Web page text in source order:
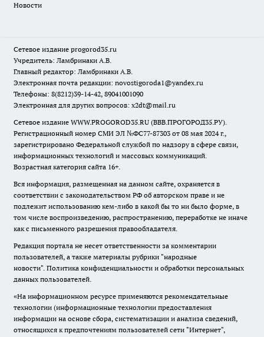
Новости
Сетевое издание progorod35.ru
Учредитель: Ламбринаки А.В.
Главный редактор: Ламбринаки А.В.
Электронная почта редакции: novostigoroda1@yandex.ru
Телефоны: 8(8212)39-14-42, 89041001090
Электронная для других вопросов: x2dt@mail.ru
Сетевое издание WWW.PROGOROD35.RU (ВВВ.ПРОГОРОД35.РУ).
Регистрационный номер СМИ ЭЛ №ФС77-87303 от 08 мая 2024 г.,
зарегистрировано Федеральной службой по надзору в сфере связи,
информационных технологий и массовых коммуникаций.
Возрастная категория сайта 16+.
Вся информация, размещенная на данном сайте, охраняется в
соответствии с законодательством РФ об авторском праве и не
подлежит использованию кем-либо в какой бы то ни было форме, в
том числе воспроизведению, распространению, переработке не иначе
как с письменного разрешения правообладателя.
Редакция портала не несет ответственности за комментарии
пользователей, а также материалы рубрики "народные
новости". Политика конфиденциальности и обработки персональных
данных пользователей.
«На информационном ресурсе применяются рекомендательные
технологии (информационные технологии предоставления
информации на основе сбора, систематизации и анализа сведений,
относящихся к предпочтениям пользователей сети "Интернет",